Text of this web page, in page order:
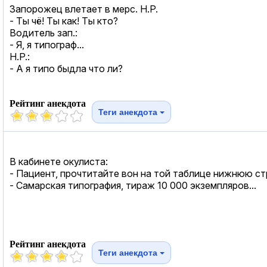
Запорожец влетает в мерс. Н.Р.
- Ты чё! Ты как! Ты кто?
Водитель зап.:
- Я, я типограф...
Н.Р.:
- А я типо быдла что ли?
Рейтинг анекдота
Теги анекдота
В кабинете окулиста:
- Пациент, прочтитайте вон на той таблице нижнюю
- Самарская типография, тираж 10 000 экземпляров...
Рейтинг анекдота
Теги анекдота